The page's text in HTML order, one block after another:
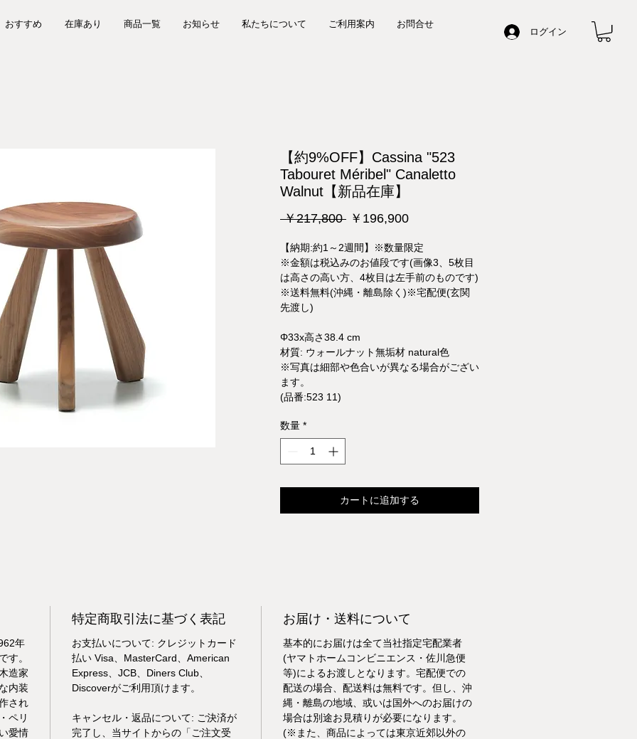
ログイン
おすすめ 在庫あり 商品一覧 お知らせ 私たちについて ご利用案内 お問合せ
【約9%OFF】Cassina "523
Tabouret Méribel" Canaletto
Walnut【新品在庫】
￥217,800 通
価
格
￥196,900セ
ル
価
格
【納期:約1～2週間】※数量限定
※金額は税込みのお値段です(画像3、5枚目
は高さの高い方、4枚目は左手前のものです)
※送料無料(沖縄・離島除く)※宅配便(玄関
先渡し)
Φ33x高さ38.4 cm
材質: ウォールナット無垢材 natural色
※写真は細部や色合いが異なる場合がござい
ます。
(品番:523 11)
数量 *
カートに追加する
年
す。
造家
内装
され
ペリ
愛情
特定商取引法に基づく表記
お支払いについて: クレジットカード
払い Visa、MasterCard、American
Express、JCB、Diners Club、
Discoverがご利用頂けます。
キャンセル・返品について: ご決済が
完了し、当サイトからの「ご注文受
お届け・送料について
基本的にお届けは全て当社指定宅配業者
(ヤマトホームコンビニエンス・佐川急便
等)によるお渡しとなります。宅配便での
配送の場合、配送料は無料です。但し、沖
縄・離島の地域、或いは国外へのお届けの
場合は別途お見積りが必要になります。
(※また、商品によっては東京近郊以外の